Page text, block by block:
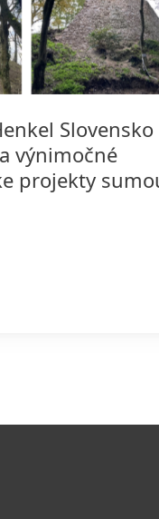
Slovensko
výnimočné
projekty